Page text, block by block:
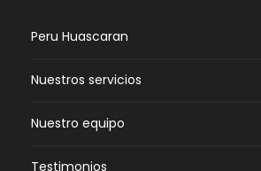
Peru Huascaran
Nuestros servicios
Nuestro equipo
Testimonios